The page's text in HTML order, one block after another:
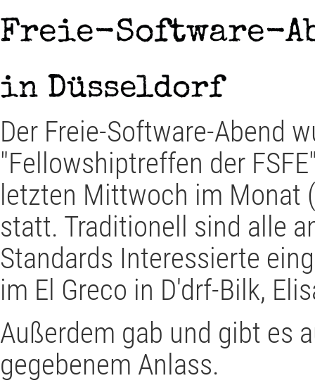
Freie-Software-
in Düsseldorf
Der Freie-Software-Abend
"Fellowshiptreffen der
letzten Mittwoch im Monat
statt. Traditionell sind alle
Standards Interessierte
im El Greco in D'drf-Bilk,
Außerdem gab und gibt es
gegebenem Anlass.